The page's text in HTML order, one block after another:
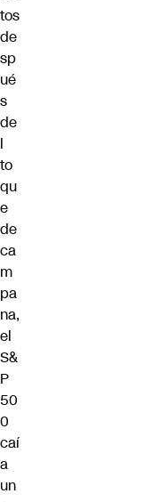
tos
de
sp
ué
s
de
l
to
qu
e
de
ca
m
pa
na,
el
S&
P
50
0
caí
a
un